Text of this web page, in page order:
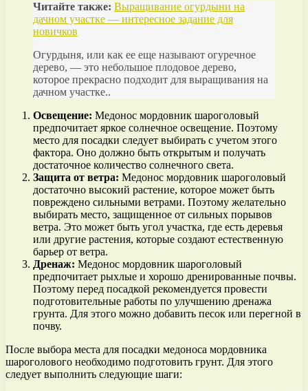
Читайте также: Выращивание огурдыни на
дачном участке — интересное задание для
новичков
Огурдыня, или как ее еще называют огуречное
дерево, — это небольшое плодовое дерево,
которое прекрасно подходит для выращивания на
дачном участке..
Освещение: Медонос мордовник шароголовый
предпочитает яркое солнечное освещение. Поэтому
место для посадки следует выбирать с учетом этого
фактора. Оно должно быть открытым и получать
достаточное количество солнечного света.
Защита от ветра: Медонос мордовник шароголовый
достаточно высокий растение, которое может быть
повреждено сильными ветрами. Поэтому желательно
выбирать место, защищенное от сильных порывов
ветра. Это может быть угол участка, где есть деревья
или другие растения, которые создают естественную
барьер от ветра.
Дренаж: Медонос мордовник шароголовый
предпочитает рыхлые и хорошо дренированные почвы.
Поэтому перед посадкой рекомендуется провести
подготовительные работы по улучшению дренажа
грунта. Для этого можно добавить песок или перегной в
почву.
После выбора места для посадки медоноса мордовника
шароголового необходимо подготовить грунт. Для этого
следует выполнить следующие шаги: